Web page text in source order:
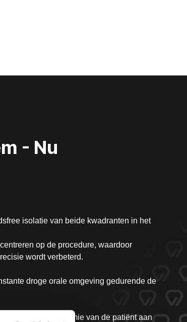
- Nu
isolatie van beide kwadranten in het
op de procedure, waardoor
wordt verbeterd.
droge orale omgeving gedurende de
individuele anatomie van de patiënt aan